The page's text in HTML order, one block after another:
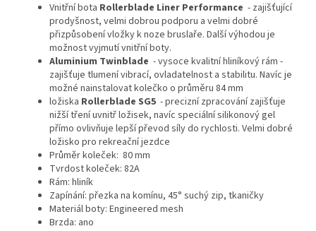
Vnitřní bota Rollerblade Liner Performance - zajišťující
prodyšnost, velmi dobrou podporu a velmi dobré
přizpůsobení vložky k noze bruslaře. Další výhodou je
možnost vyjmutí vnitřní boty.
Aluminium Twinblade - vysoce kvalitní hliníkový rám -
zajišťuje tlumení vibrací, ovladatelnost a stabilitu. Navíc je
možné nainstalovat kolečko o průměru 84 mm
ložiska Rollerblade SG5 - precizní zpracování zajišťuje
nižší tření uvnitř ložisek, navíc speciální silikonový gel
přímo ovlivňuje lepší převod síly do rychlosti. Velmi dobré
ložisko pro rekreační jezdce
Průměr koleček: 80 mm
Tvrdost koleček: 82A
Rám: hliník
Zapínání: přezka na komínu, 45° suchý zip, tkaničky
Materiál boty: Engineered mesh
Brzda: ano